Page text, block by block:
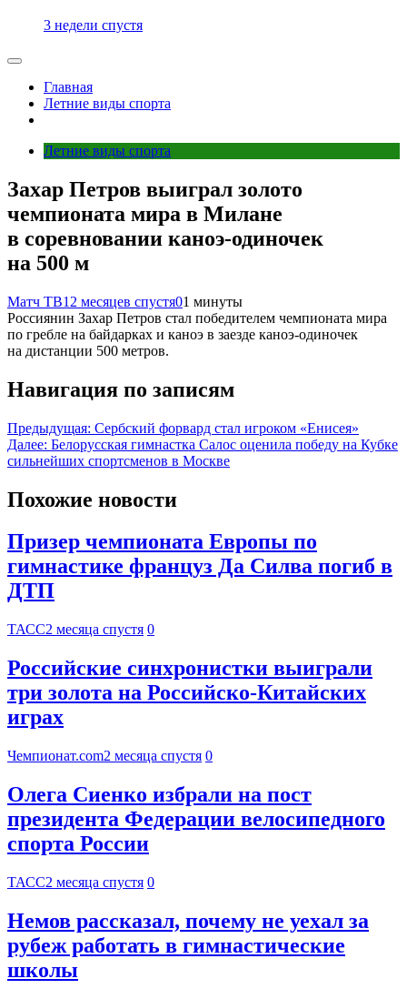
3 недели спустя
Главная
Летние виды спорта
Летние виды спорта
Захар Петров выиграл золото
чемпионата мира в Милане
в соревновании каноэ‑одиночек
на 500 м
Матч ТВ12 месяцев спустя01 минуты
Россиянин Захар Петров стал победителем чемпионата мира
по гребле на байдарках и каноэ в заезде каноэ‑одиночек
на дистанции 500 метров.
Навигация по записям
Предыдущая: Сербский форвард стал игроком «Енисея»
Далее: Белорусская гимнастка Салос оценила победу на Кубке
сильнейших спортсменов в Москве
Похожие новости
Призер чемпионата Европы по
гимнастике француз Да Силва погиб в
ДТП
ТАСС2 месяца спустя 0
Российские синхронистки выиграли
три золота на Российско-Китайских
играх
Чемпионат.com2 месяца спустя 0
Олега Сиенко избрали на пост
президента Федерации велосипедного
спорта России
ТАСС2 месяца спустя 0
Немов рассказал, почему не уехал за
рубеж работать в гимнастические
школы